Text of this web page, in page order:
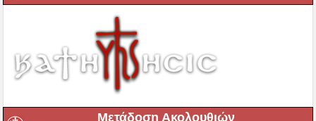
Μετάδοση Ακολουθιών